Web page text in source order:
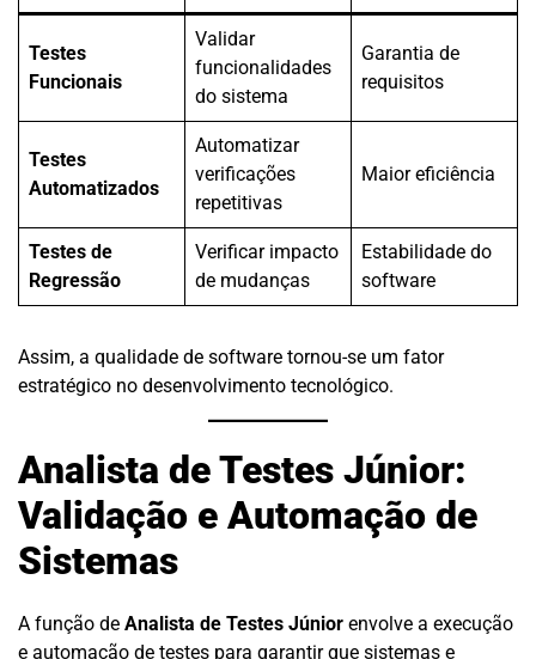
Testes
Funcionais
Validar
funcionalidades
do sistema
Garantia de
requisitos
Testes
Automatizados
Automatizar
verificações
repetitivas
Maior eficiência
Testes de
Regressão
Verificar impacto
de mudanças
Estabilidade do
software
Assim, a qualidade de software tornou-se um fator
estratégico no desenvolvimento tecnológico.
Analista de Testes Júnior:
Validação e Automação de
Sistemas
A função de Analista de Testes Júnior envolve a execução
e automação de testes para garantir que sistemas e